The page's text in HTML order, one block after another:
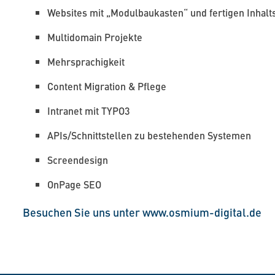
Websites mit „Modulbaukasten“ und fertigen
Multidomain Projekte
Mehrsprachigkeit
Content Migration & Pflege
Intranet mit TYPO3
APIs/Schnittstellen zu bestehenden Systemen
Screendesign
OnPage SEO
Besuchen Sie uns unter www.osmium-digital.de